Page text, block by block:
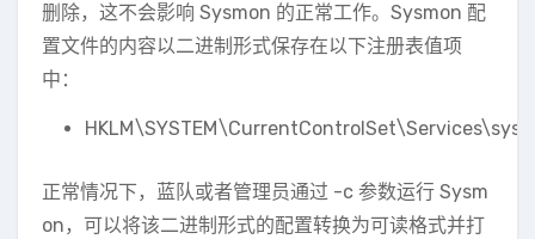
删除，这不会影响 Sysmon 的正常工作。Sysmon 配
置文件的内容以二进制形式保存在以下注册表值项
中：
正常情况下，蓝队或者管理员通过 -c 参数运行 Sysm
on，可以将该二进制形式的配置转换为可读格式并打